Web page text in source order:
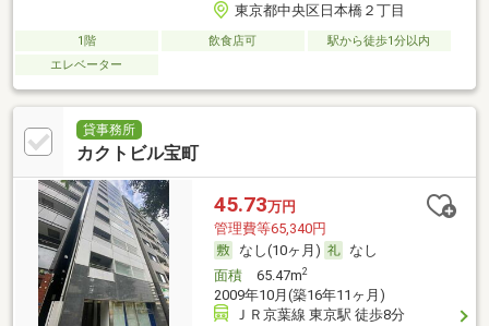
東京都中央区日本橋２丁目
1階 飲食店可
駅から徒歩1分以内
エレベーター
貸事務所
カクトビル宝町
45.73万円
管理費等65,340円
なし(10ヶ月)
なし
面積65.47m2
2009年10月(築16年11ヶ月)
ＪＲ京葉線 東京駅 徒歩8分